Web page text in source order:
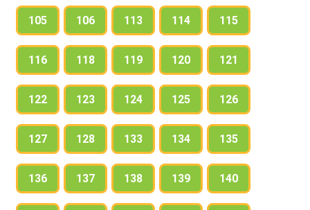
105 106 113 114 115
116 118 119 120 121
122 123 124 125 126
127 128 133 134 135
136 137 138 139 140